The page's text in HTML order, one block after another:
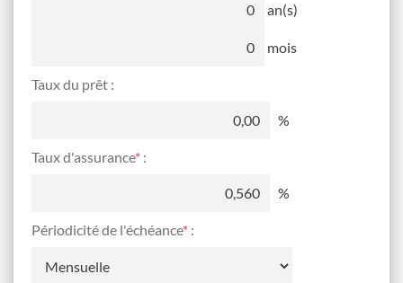
an(s)
mois
Taux du prêt :
%
Taux d'assurance* :
%
Périodicité de l'échéance* :